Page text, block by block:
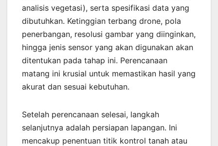
analisis vegetasi), serta spesifikasi data yang
dibutuhkan. Ketinggian terbang drone, pola
penerbangan, resolusi gambar yang diinginkan,
hingga jenis sensor yang akan digunakan akan
ditentukan pada tahap ini. Perencanaan
matang ini krusial untuk memastikan hasil yang
akurat dan sesuai kebutuhan.
Setelah perencanaan selesai, langkah
selanjutnya adalah persiapan lapangan. Ini
mencakup penentuan titik kontrol tanah atau